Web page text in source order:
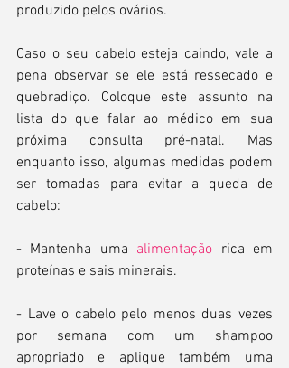
produzido pelos ovários.
Caso o seu cabelo esteja caindo, vale a
pena observar se ele está ressecado e
quebradiço. Coloque este assunto na
lista do que falar ao médico em sua
próxima consulta pré-natal. Mas
enquanto isso, algumas medidas podem
ser tomadas para evitar a queda de
cabelo:
- Mantenha uma alimentação rica em
proteínas e sais minerais.
- Lave o cabelo pelo menos duas vezes
por semana com um shampoo
apropriado e aplique também uma